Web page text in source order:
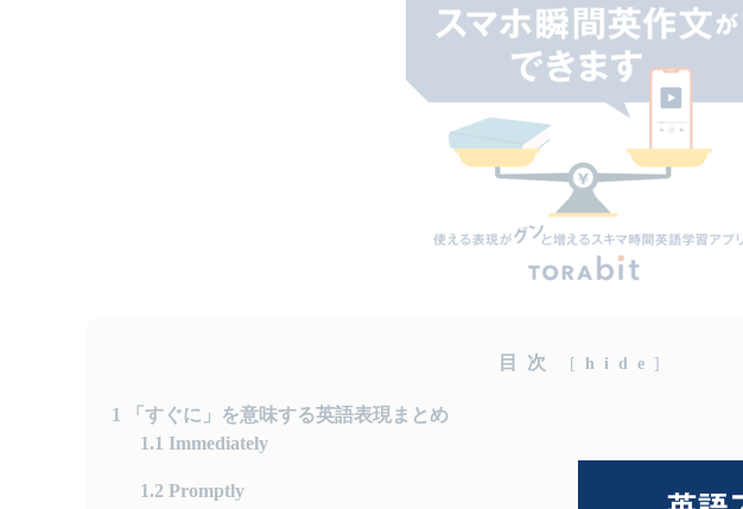
目次 [ hide ]
1
「すぐに」を意味する英語表現まとめ
1.1 Immediately
1.2 Promptly